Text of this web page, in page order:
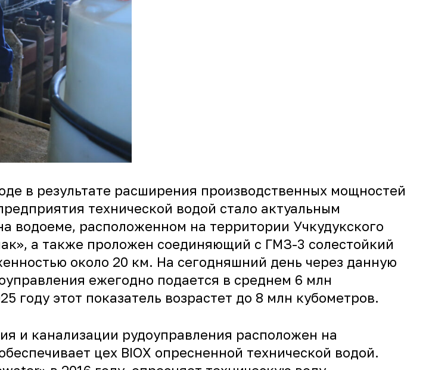
в результате расширения производственных мощностей
технической водой стало актуальным
водоеме, расположенном на территории Учкудукского
а также проложен соединяющий с ГМЗ-3 солестойкий
около 20 км. На сегодняшний день через данную
ежегодно подается в среднем 6 млн
году этот показатель возрастет до 8 млн кубометров.
и канализации рудоуправления расположен на
цех BIOX опресненной технической водой.